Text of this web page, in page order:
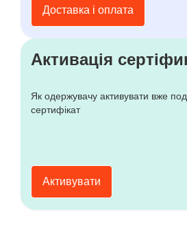
Доставка і оплата
Активація
Як одержувачу активувати вже
сертифікат
Активувати